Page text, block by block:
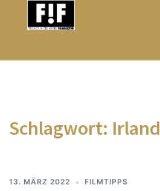
Schlagwort: Irland
13. MÄRZ 2022 FILMTIPPS